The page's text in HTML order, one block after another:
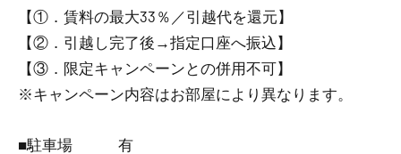
【①．賃料の最大33％／引越代を還元】
【②．引越し完了後→指定口座へ振込】
【③．限定キャンペーンとの併用不可】
※キャンペーン内容はお部屋により異なります。
■駐車場 有